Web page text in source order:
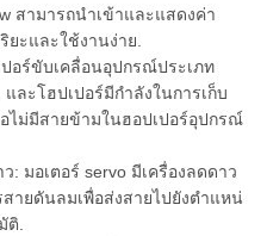
สามารถนําเข้าและแสดงค่า
ะและใช้งานง่าย.
ปอร์ขับเคลื่อนอุปกรณ์ประเภท
ละโฮปเปอร์มีกําลังในการเก็บ
ไม่มีสายข้ามในฮอปเปอร์อุปกรณ์
: มอเตอร์ servo มีเครื่องลดดาว
ายดันลมเพื่อส่งสายไปยังตําแหน่
ติ.